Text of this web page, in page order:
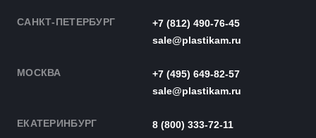
САНКТ-ПЕТЕРБУРГ
+7 (812) 490-76-45
sale@plastikam.ru
МОСКВА
+7 (495) 649-82-57
sale@plastikam.ru
ЕКАТЕРИНБУРГ
8 (800) 333-72-11